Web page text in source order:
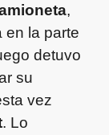
,
en la parte
detuvo
su
vez
. Lo